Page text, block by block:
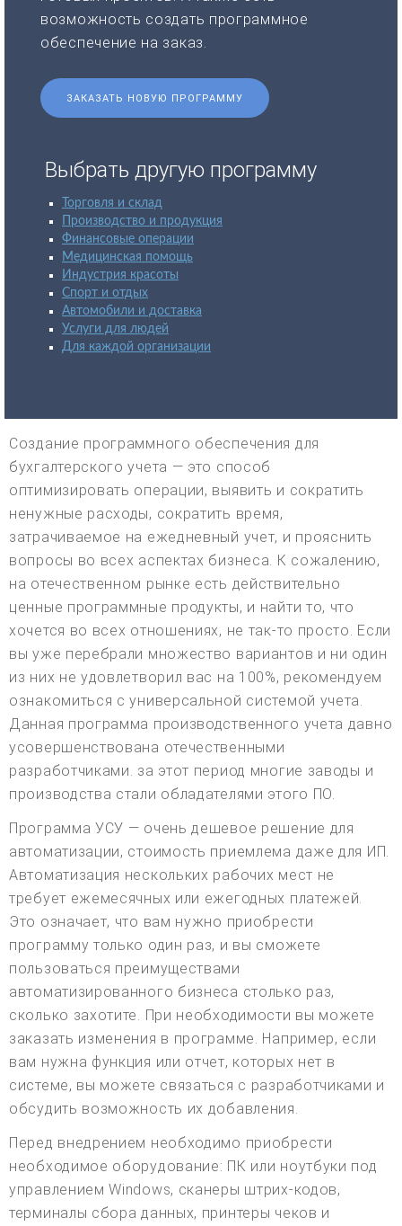
возможность создать программное
обеспечение на заказ.
ЗАКАЗАТЬ НОВУЮ ПРОГРАММУ
Выбрать другую программу
Торговля и склад
Производство и продукция
Финансовые операции
Медицинская помощь
Индустрия красоты
Спорт и отдых
Автомобили и доставка
Услуги для людей
Для каждой организации
Создание программного обеспечения для
бухгалтерского учета — это способ
оптимизировать операции, выявить и сократить
ненужные расходы, сократить время,
затрачиваемое на ежедневный учет, и прояснить
вопросы во всех аспектах бизнеса. К сожалению,
на отечественном рынке есть действительно
ценные программные продукты, и найти то, что
хочется во всех отношениях, не так-то просто. Если
вы уже перебрали множество вариантов и ни один
из них не удовлетворил вас на 100%, рекомендуем
ознакомиться с универсальной системой учета.
Данная программа производственного учета давно
усовершенствована отечественными
разработчиками. за этот период многие заводы и
производства стали обладателями этого ПО.
Программа УСУ — очень дешевое решение для
автоматизации, стоимость приемлема даже для ИП.
Автоматизация нескольких рабочих мест не
требует ежемесячных или ежегодных платежей.
Это означает, что вам нужно приобрести
программу только один раз, и вы сможете
пользоваться преимуществами
автоматизированного бизнеса столько раз,
сколько захотите. При необходимости вы можете
заказать изменения в программе. Например, если
вам нужна функция или отчет, которых нет в
системе, вы можете связаться с разработчиками и
обсудить возможность их добавления.
Перед внедрением необходимо приобрести
необходимое оборудование: ПК или ноутбуки под
управлением Windows, сканеры штрих-кодов,
терминалы сбора данных, принтеры чеков и